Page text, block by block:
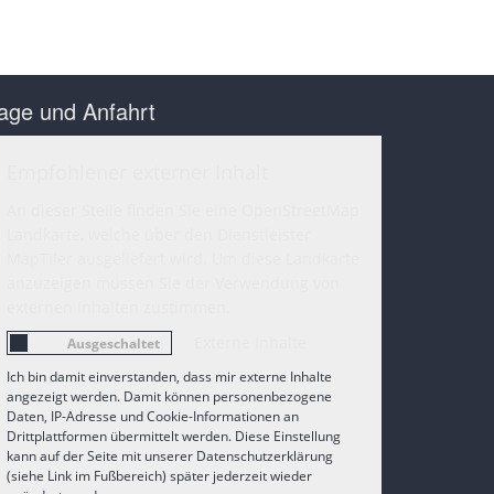
und Anfahrt
Ich bin damit einverstanden, dass mir externe Inhalte
angezeigt werden. Damit können personenbezogene
Daten, IP-Adresse und Cookie-Informationen an
Drittplattformen übermittelt werden. Diese Einstellung
kann auf der Seite mit unserer Datenschutzerklärung
(siehe Link im Fußbereich) später jederzeit wieder